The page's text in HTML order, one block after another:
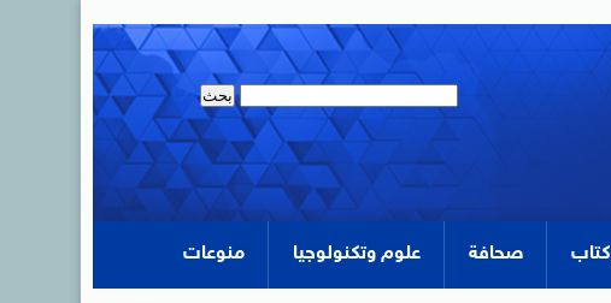
صحافة علوم وتكنولوجيا منوعات